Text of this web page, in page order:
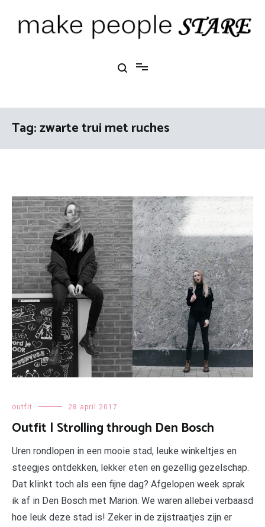
Tag:zwarte trui met ruches
outfit 28 april 2017
Outfit | Strolling through Den Bosch
Uren rondlopen in een mooie stad, leuke winkeltjes en
steegjes ontdekken, lekker eten en gezellig gezelschap.
Dat klinkt toch als een fijne dag? Afgelopen week sprak
ik af in Den Bosch met Marion. We waren allebei verbaasd
hoe leuk deze stad is! Zeker in de zijstraatjes zijn er